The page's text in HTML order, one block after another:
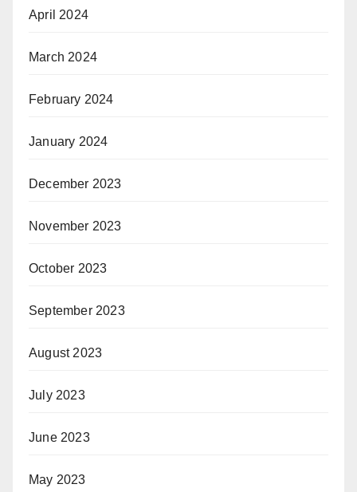
April 2024
March 2024
February 2024
January 2024
December 2023
November 2023
October 2023
September 2023
August 2023
July 2023
June 2023
May 2023